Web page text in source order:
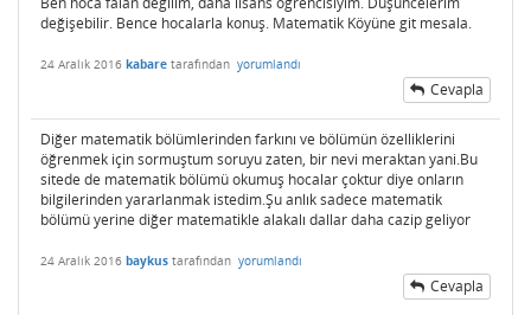
değişebilir. Bence hocalarla konuş. Matematik Köyüne git mesala.
24 Aralık 2016 kabare tarafından yorumlandı
Cevapla
Diğer matematik bölümlerinden farkını ve bölümün özelliklerini
öğrenmek için sormuştum soruyu zaten, bir nevi meraktan yani.Bu
sitede de matematik bölümü okumuş hocalar çoktur diye onların
bilgilerinden yararlanmak istedim.Şu anlık sadece matematik
bölümü yerine diğer matematikle alakalı dallar daha cazip geliyor
24 Aralık 2016 baykus tarafından yorumlandı
Cevapla